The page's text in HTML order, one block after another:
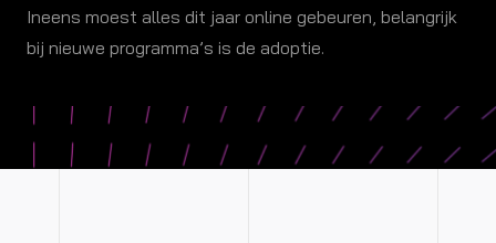
Ineens moest alles dit jaar online gebeuren, belangrijk
bij nieuwe programma’s is de adoptie.